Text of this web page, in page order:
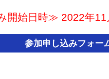
開始日時≫ 2022年11
参加申し込みフォー